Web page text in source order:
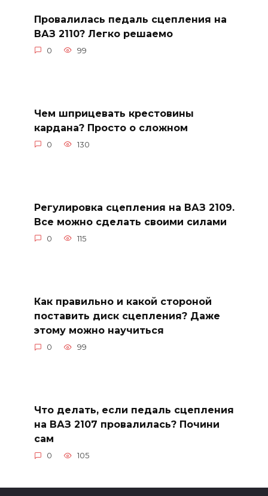
Провалилась педаль сцепления на
ВАЗ 2110? Легко решаемо
0 99
Чем шприцевать крестовины
кардана? Просто о сложном
0 130
Регулировка сцепления на ВАЗ 2109.
Все можно сделать своими силами
0 115
Как правильно и какой стороной
поставить диск сцепления? Даже
этому можно научиться
0 99
Что делать, если педаль сцепления
на ВАЗ 2107 провалилась? Почини
сам
0 105